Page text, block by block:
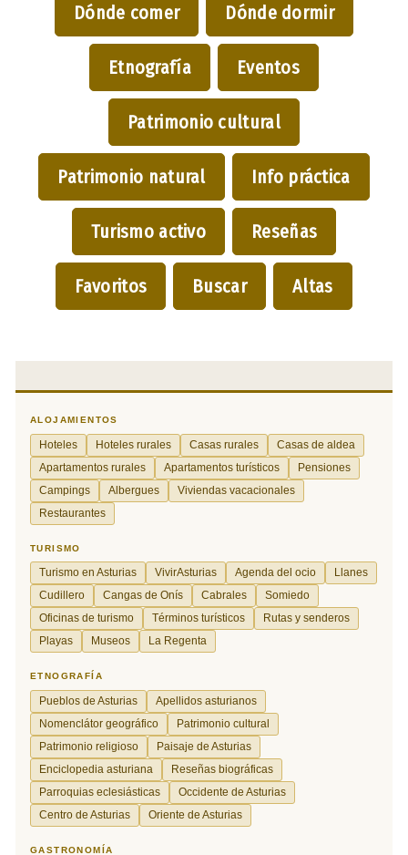
Dónde comer Dónde dormir
Etnografía Eventos
Patrimonio cultural
Patrimonio natural Info práctica
Turismo activo Reseñas
Favoritos Buscar Altas